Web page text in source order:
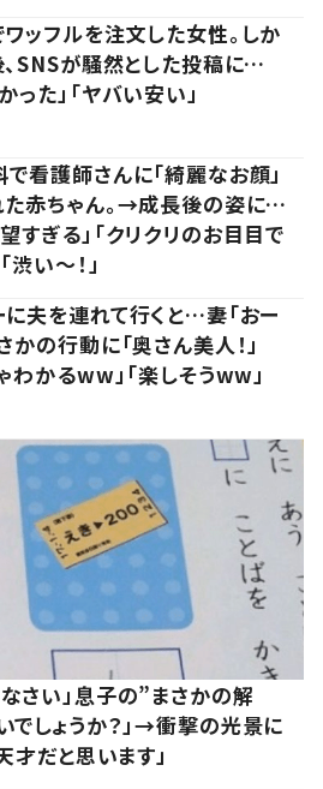
ッフルを注文した女性。しか
、SNSが騒然とした投稿に…
った」「ヤバい安い」
看護師さんに「綺麗なお顔」
た赤ちゃん。→成長後の姿に…
すぎる」「クリクリのお目目で
渋い～！」
夫を連れて行くと…妻「おー
かの行動に「奥さん美人！」
わかるww」「楽しそうww」
さい」息子の”まさかの解
しょうか？」→衝撃の光景に
才だと思います」